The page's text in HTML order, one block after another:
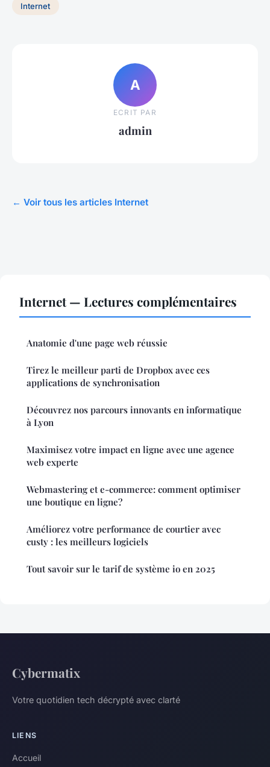
Internet
A
ECRIT PAR
admin
← Voir tous les articles Internet
Internet — Lectures complémentaires
Anatomie d'une page web réussie
Tirez le meilleur parti de Dropbox avec ces
applications de synchronisation
Découvrez nos parcours innovants en informatique
à Lyon
Maximisez votre impact en ligne avec une agence
web experte
Webmastering et e-commerce: comment optimiser
une boutique en ligne?
Améliorez votre performance de courtier avec
custy : les meilleurs logiciels
Tout savoir sur le tarif de système io en 2025
Cybermatix
Votre quotidien tech décrypté avec clarté
LIENS
Accueil